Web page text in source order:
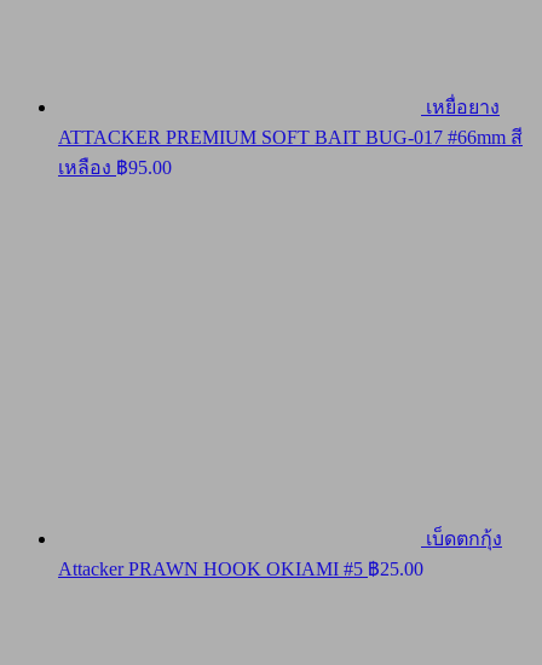
เหยื่อยาง
ATTACKER PREMIUM SOFT BAIT BUG-017 #66mm สี
เหลือง ฿95.00
เบ็ดตกกุ้ง
Attacker PRAWN HOOK OKIAMI #5 ฿25.00